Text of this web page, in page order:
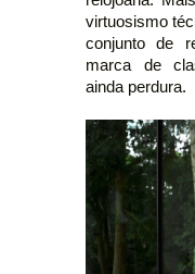
virtuosismo
conjunto de
marca de
ainda perdura.